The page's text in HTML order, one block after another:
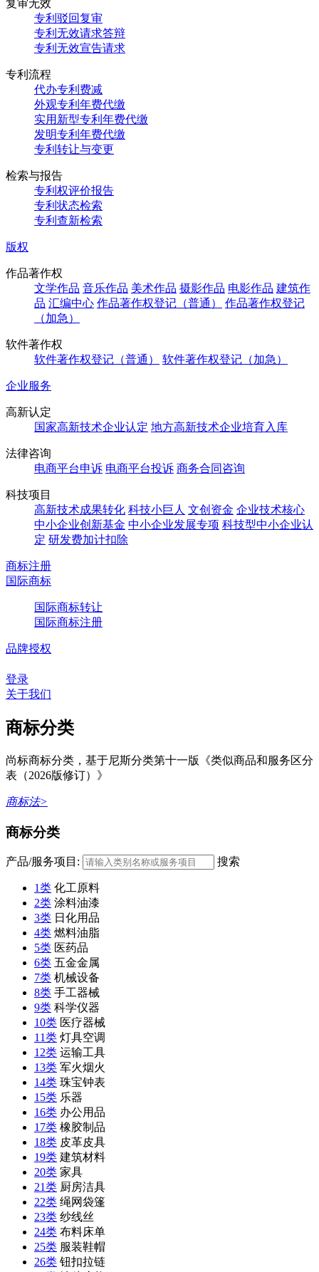
复审无效
专利驳回复审
专利无效请求答辩
专利无效宣告请求
专利流程
代办专利费减
外观专利年费代缴
实用新型专利年费代缴
发明专利年费代缴
专利转让与变更
检索与报告
专利权评价报告
专利状态检索
专利查新检索
版权
作品著作权
文学作品 音乐作品 美术作品 摄影作品 电影作品 建筑作
品 汇编中心 作品著作权登记（普通）
作品著作权登记
（加急）
软件著作权
软件著作权登记（普通）
软件著作权登记（加急）
企业服务
高新认定
国家高新技术企业认定 地方高新技术企业培育入库
法律咨询
电商平台申诉 电商平台投诉 商务合同咨询
科技项目
高新技术成果转化 科技小巨人 文创资金 企业技术核心
中小企业创新基金 中小企业发展专项 科技型中小企业认
定 研发费加计扣除
商标注册
国际商标
国际商标转让
国际商标注册
品牌授权
登录
关于我们
商标分类
尚标商标分类，基于尼斯分类第十一版《类似商品和服务区分
表（2026版修订）》
商标法>
商标分类
产品/服务项目: 搜索
1类 化工原料
2类 涂料油漆
3类 日化用品
4类 燃料油脂
5类 医药品
6类 五金金属
7类 机械设备
8类 手工器械
9类 科学仪器
10类 医疗器械
11类 灯具空调
12类 运输工具
13类 军火烟火
14类 珠宝钟表
15类 乐器
16类 办公用品
17类 橡胶制品
18类 皮革皮具
19类 建筑材料
20类 家具
21类 厨房洁具
22类 绳网袋篷
23类 纱线丝
24类 布料床单
25类 服装鞋帽
26类 钮扣拉链